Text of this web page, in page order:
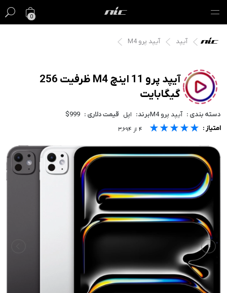
0
گیفت کارت
مک
آیفون
قیمت روز
محصولات کارکرده
آیپد آیپد پرو M4
آیپد پرو 11 اینچ M4 ظرفیت 256
گیگابایت
دسته بندی : آیپد پرو M4 برند: اپل قیمت دلاری : $999
امتیاز : ★★★★★
★★★★★
★★★★★ ۴ از ۳٬۶۹۴